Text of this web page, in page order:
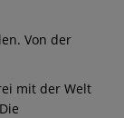
Von der
mit der Welt